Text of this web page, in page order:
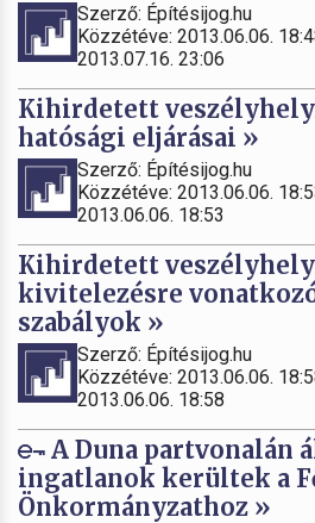
Szerző: Építésijog.hu
Közzétéve: 2013.06.06.
2013.07.16. 23:06
Kihirdetett
hatósági eljárásai »
Szerző: Építésijog.hu
Közzétéve: 2013.06.06.
2013.06.06. 18:53
Kihirdetett
kivitelezésre
szabályok »
Szerző: Építésijog.hu
Közzétéve: 2013.06.06.
2013.06.06. 18:58
A Duna partvonalán
ingatlanok kerültek a
Önkormányzathoz »